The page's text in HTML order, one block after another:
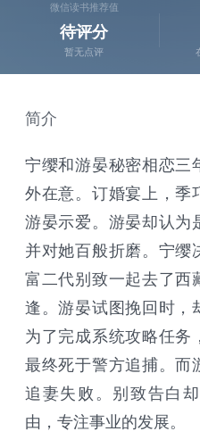
微信读书推荐值
待评分
暂无点评
简介
宁缨和游晏秘密相恋三
外在意。订婚宴上，季
游晏示爱。游晏却认为
并对她百般折磨。宁缨
富二代别致一起去了西
逢。游晏试图挽回时，
为了完成系统攻略任务
最终死于警方追捕。而
追妻失败。别致告白
由，专注事业的发展。